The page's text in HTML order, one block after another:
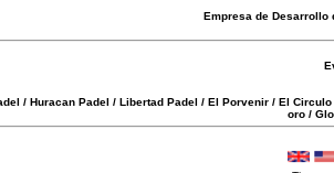
Empresa de
/ Huracan Padel / Libertad Padel / El Porvenir / El
oro /